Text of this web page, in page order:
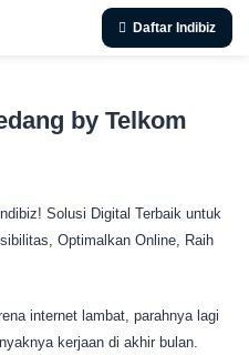
Daftar Indibiz
by Telkom
Solusi Digital Terbaik untuk
Optimalkan Online, Raih
internet lambat, parahnya lagi
kerjaan di akhir bulan.